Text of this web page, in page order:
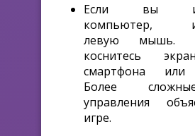
Если вы
компьютер,
левую мышь.
коснитесь
смартфона или
Более
управления
игре.